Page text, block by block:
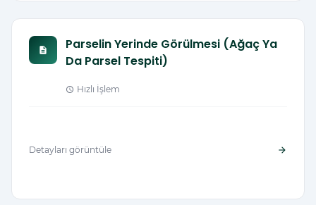
description
Parselin Yerinde Görülmesi (Ağaç Ya
Da Parsel Tespiti)
schedule Hızlı İşlem
Detayları görüntüle arrow_forward